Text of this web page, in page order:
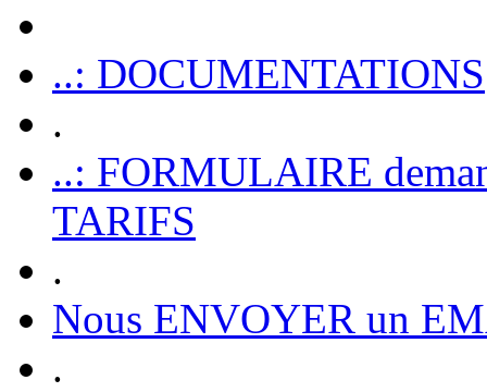
..: DOCUMENTATIONS
.
..: FORMULAIRE
TARIFS
.
Nous ENVOYER un
.